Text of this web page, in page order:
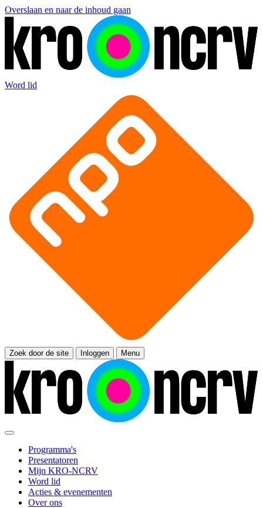
Overslaan en naar de inhoud gaan
Word lid
Zoek door de site Inloggen Menu
Programma's
Presentatoren
Mijn KRO-NCRV
Word lid
Acties & evenementen
Over ons